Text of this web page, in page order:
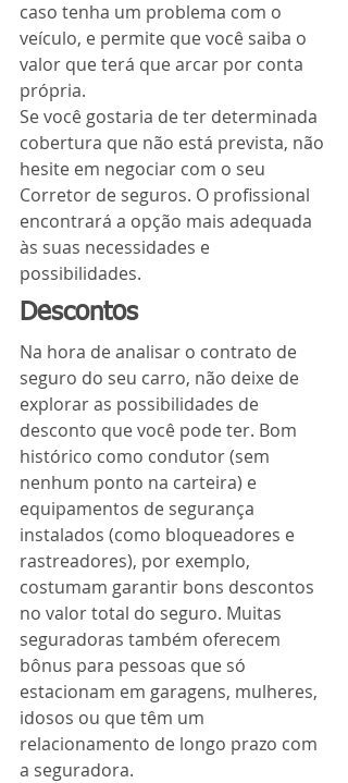
caso tenha um problema com o
veículo, e permite que você saiba o
valor que terá que arcar por conta
própria.
Se você gostaria de ter determinada
cobertura que não está prevista, não
hesite em negociar com o seu
Corretor de seguros. O profissional
encontrará a opção mais adequada
às suas necessidades e
possibilidades.
Descontos
Na hora de analisar o contrato de
seguro do seu carro, não deixe de
explorar as possibilidades de
desconto que você pode ter. Bom
histórico como condutor (sem
nenhum ponto na carteira) e
equipamentos de segurança
instalados (como bloqueadores e
rastreadores), por exemplo,
costumam garantir bons descontos
no valor total do seguro. Muitas
seguradoras também oferecem
bônus para pessoas que só
estacionam em garagens, mulheres,
idosos ou que têm um
relacionamento de longo prazo com
a seguradora.